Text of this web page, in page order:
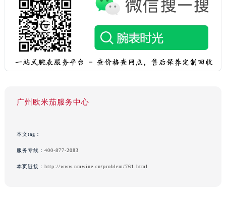
广州欧米茄服务中心
本文tag：
服务专线： 400-877-2083
本页链接： http://www.nmwine.cn/problem/761.html